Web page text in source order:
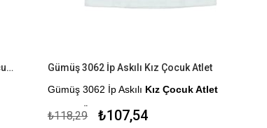
Tutku 6'lı Paket Baskılı Elastan Kız Çocuk Külot Boxer Şort
Gümüş 3062 İp Askılı Kız Çocuk Atlet
Gümüş 3062 İp Askılı Kız Çocuk Atlet
Kapıda Ödeme Seçeneği
₺107,54
₺118,29